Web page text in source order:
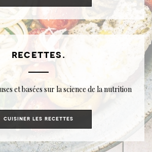
recettes.
et basées sur la science de la nutrition
cuisiner les recettes